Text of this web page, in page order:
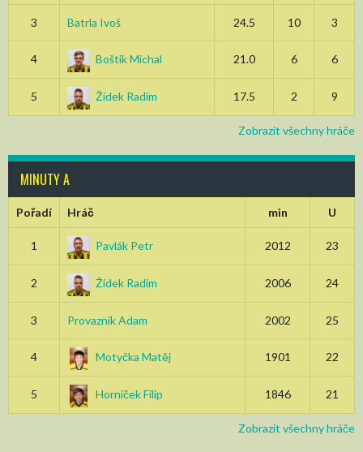
3 Batrla Ivoš 24.5 10 3
4 Boštík Michal 21.0 6 6
5 Žídek Radim 17.5 2 9
Zobrazit všechny hráče
MINUTY A
Pořadí Hráč min U
1 Pavlák Petr 2012 23
2 Žídek Radim 2006 24
3 Provazník Adam 2002 25
4 Motyčka Matěj 1901 22
5 Horníček Filip 1846 21
Zobrazit všechny hráče